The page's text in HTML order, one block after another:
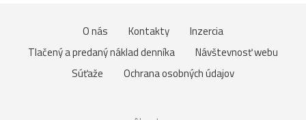
O nás Kontakty
Inzercia
Tlačený a predaný náklad denníka
Návštevnosť webu
Súťaže
Ochrana osobných údajov